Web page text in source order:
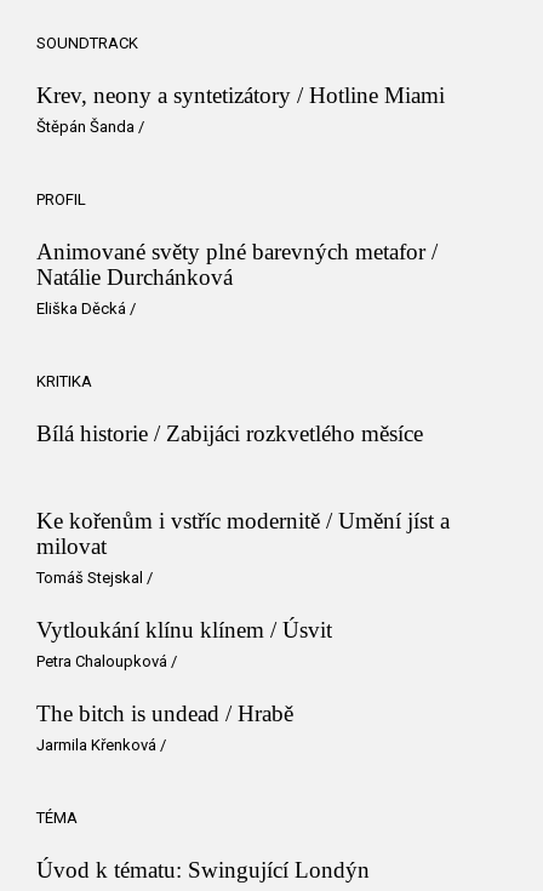
SOUNDTRACK
Krev, neony a syntetizátory / Hotline Miami
Štěpán Šanda /
PROFIL
Animované světy plné barevných metafor /
Natálie Durchánková
Eliška Děcká /
KRITIKA
Bílá historie / Zabijáci rozkvetlého měsíce
Ke kořenům i vstříc modernitě / Umění jíst a
milovat
Tomáš Stejskal /
Vytloukání klínu klínem / Úsvit
Petra Chaloupková /
The bitch is undead / Hrabě
Jarmila Křenková /
TÉMA
Úvod k tématu: Swingující Londýn